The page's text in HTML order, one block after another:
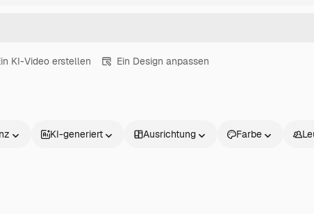
KI-Video erstellen Ein Design anpassen
KI-generiert Ausrichtung Farbe